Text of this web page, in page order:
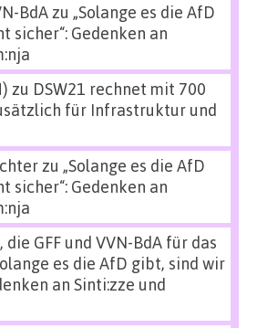
BdAzu „Solange es die AfD
sicher“: Gedenken an
zu DSW21 rechnet mit 700
für Infrastruktur und
zu „Solange es die AfD
sicher“: Gedenken an
GFF und VVN-BdA für das
es die AfD gibt, sind wir
an Sinti:zze und